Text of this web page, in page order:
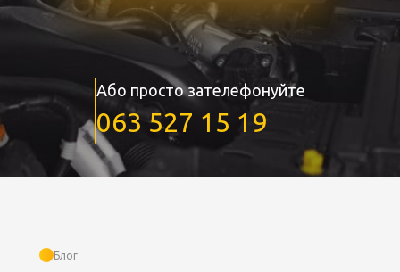
Або просто зателефонуйте
063 527 15 19
Блог